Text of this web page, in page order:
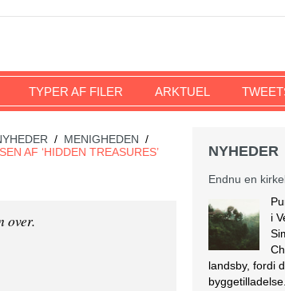
TYPER AF FILER ARKTUEL
/ MENIGHEDEN /
AF ‘HIDDEN TREASURES’
over.
NYHEDER
i
landsby, fordi
Ratna